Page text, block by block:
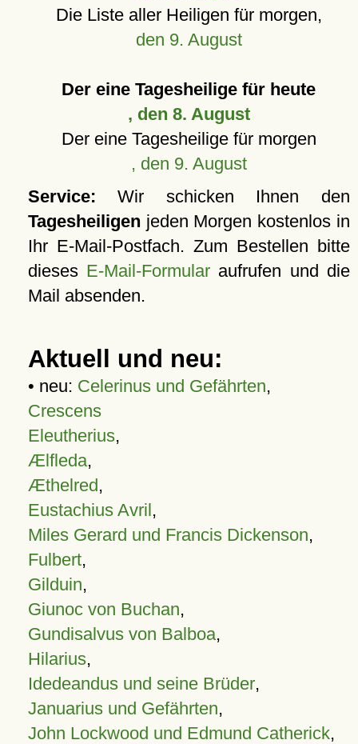
Die Liste aller Heiligen für morgen,
den 9. August
Der eine Tagesheilige für heute
, den 8. August
Der eine Tagesheilige für morgen
, den 9. August
Service: Wir schicken Ihnen den
Tagesheiligen jeden Morgen kostenlos in
Ihr E-Mail-Postfach. Zum Bestellen bitte
dieses E-Mail-Formular aufrufen und die
Mail absenden.
Aktuell und neu:
• neu: Celerinus und Gefährten,
Crescens
Eleutherius,
Ælfleda,
Æthelred,
Eustachius Avril,
Miles Gerard und Francis Dickenson,
Fulbert,
Gilduin,
Giunoc von Buchan,
Gundisalvus von Balboa,
Hilarius,
Idedeandus und seine Brüder,
Januarius und Gefährten,
John Lockwood und Edmund Catherick,